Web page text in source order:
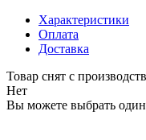
Характеристики
Оплата
Доставка
Товар снят с
Нет
Вы можете выбрать один